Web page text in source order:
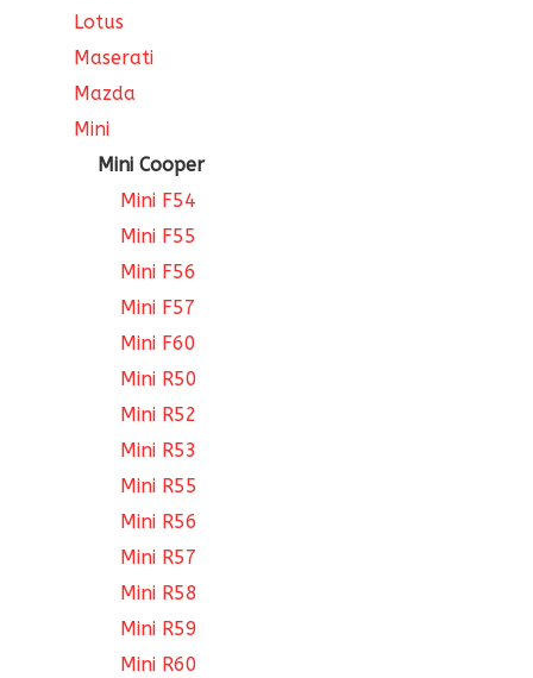
Lotus
Maserati
Mazda
Mini
Mini Cooper
Mini F54
Mini F55
Mini F56
Mini F57
Mini F60
Mini R50
Mini R52
Mini R53
Mini R55
Mini R56
Mini R57
Mini R58
Mini R59
Mini R60